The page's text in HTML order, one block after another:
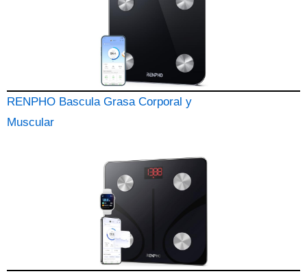
RENPHO Bascula Grasa Corporal y
Muscular